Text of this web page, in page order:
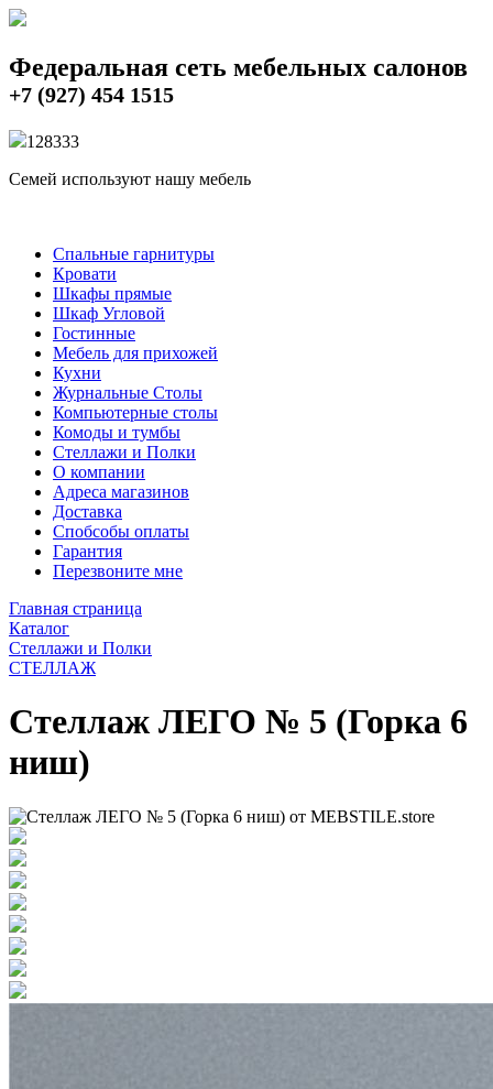
Федеральная сеть мебельных салонов
+7 (927) 454 1515
128333
Семей используют нашу мебель
Спальные гарнитуры
Кровати
Шкафы прямые
Шкаф Угловой
Гостинные
Мебель для прихожей
Кухни
Журнальные Столы
Компьютерные столы
Комоды и тумбы
Стеллажи и Полки
О компании
Адреса магазинов
Доставка
Спобсобы оплаты
Гарантия
Перезвоните мне
Главная страница
Каталог
Стеллажи и Полки
СТЕЛЛАЖ
Стеллаж ЛЕГО № 5 (Горка 6
ниш)